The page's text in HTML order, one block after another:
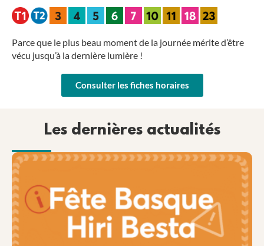
Parce que le plus beau moment de la journée mérite d’être
vécu jusqu’à la dernière lumière !
Consulter les fiches horaires
Les dernières actualités